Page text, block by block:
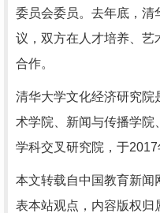
委员会委员。去年底，清
议，双方在人才培养、艺
合作。
清华大学文化经济研究院
术学院、新闻与传播学院
学科交叉研究院，于2017
本文转载自中国教育新闻
表本站观点，内容版权归